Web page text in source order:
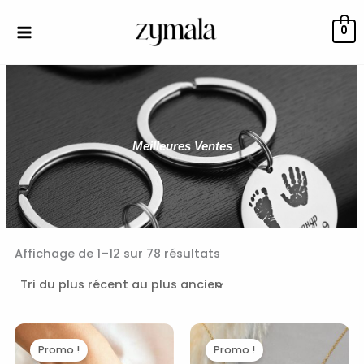
0
Meilleures Ventes
Affichage de 1–12 sur 78 résultatsdu
au
Promo !
Le
prix
initial
Le
prix
actuel
Promo !
Le
prix
initial